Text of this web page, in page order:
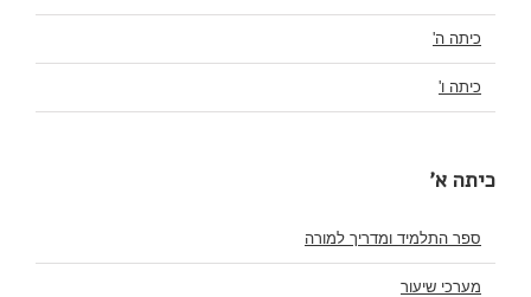
כיתה ה'
כיתה ו'
כיתה א'
ספר התלמיד ומדריך למורה
מערכי שיעור